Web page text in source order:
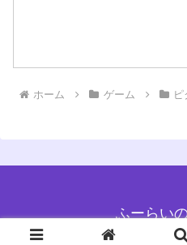
ホーム ゲーム
ふーらい
Copyright © 2017-2026 ふーら